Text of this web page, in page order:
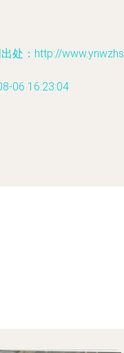
处：http://
06 16:23:04